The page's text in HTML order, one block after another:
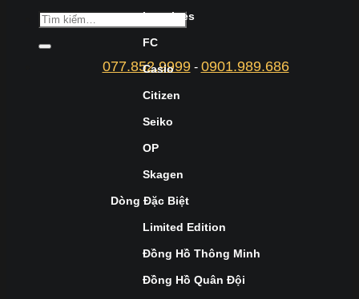
077.852.9999- 0901.989.686
Longines
FC
Casio
Citizen
Seiko
OP
Skagen
Dòng Đặc Biệt
Limited Edition
Đồng Hồ Thông Minh
Đồng Hồ Quân Đội